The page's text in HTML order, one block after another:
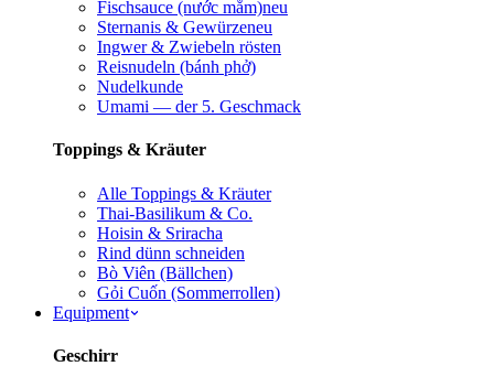
Fischsauce (nước mắm)neu
Sternanis & Gewürzeneu
Ingwer & Zwiebeln rösten
Reisnudeln (bánh phở)
Nudelkunde
Umami — der 5. Geschmack
Toppings & Kräuter
Alle Toppings & Kräuter
Thai-Basilikum & Co.
Hoisin & Sriracha
Rind dünn schneiden
Bò Viên (Bällchen)
Gỏi Cuốn (Sommerrollen)
Equipment
Geschirr